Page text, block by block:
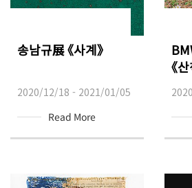
송남규展 《사계》
2020/12/18 - 2021/01/05
Read More
《